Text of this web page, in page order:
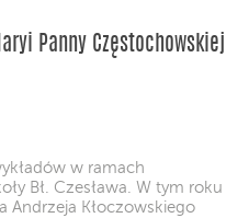
Panny Częstochowskiej
w ramach
Bł. Czesława. W tym roku
Andrzeja Kłoczowskiego